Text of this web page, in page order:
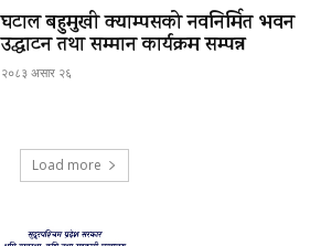
घटाल बहुमुखी क्याम्पसको नवनिर्मित भवन
उद्घाटन तथा सम्मान कार्यक्रम सम्पन्न
२०८३ असार २६
Load more